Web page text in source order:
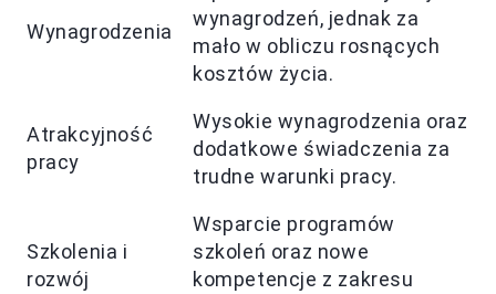
Wynagrodzenia
wynagrodzeń, jednak za
mało w obliczu rosnących
kosztów życia.
Atrakcyjność
pracy
Wysokie wynagrodzenia oraz
dodatkowe świadczenia za
trudne warunki pracy.
Szkolenia i
rozwój
Wsparcie programów
szkoleń oraz nowe
kompetencje z zakresu